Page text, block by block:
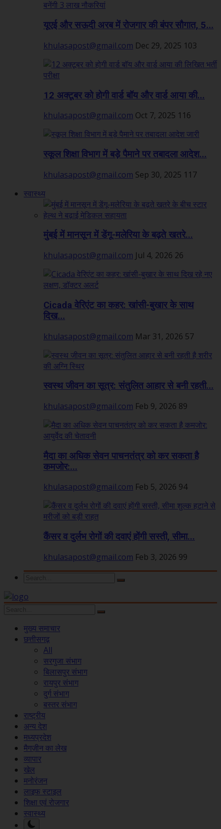
यूएई और सऊदी अरब में रोजगार की बंपर सौगात, 5...
khulasapost@gmail.com Dec 29, 2025 103
12 अक्टूबर को होगी वार्ड बॉय और वार्ड आया की...
khulasapost@gmail.com Oct 7, 2025 116
स्कूल शिक्षा विभाग में बड़े पैमाने पर तबादला आदेश...
khulasapost@gmail.com Sep 30, 2025 117
स्वास्थ्य
मुंबई में मानसून में डेंगू-मलेरिया के बढ़ते खतरे...
khulasapost@gmail.com Jul 4, 2026 26
Cicada वेरिएंट का कहर: खांसी-बुखार के साथ
दिख...
khulasapost@gmail.com Mar 31, 2026 57
स्वस्थ जीवन का सूत्र: संतुलित आहार से बनी रहती...
khulasapost@gmail.com Feb 9, 2026 89
मैदा का अधिक सेवन पाचनतंत्र को कर सकता है
कमजोर:...
khulasapost@gmail.com Feb 5, 2026 94
कैंसर व दुर्लभ रोगों की दवाएं होंगी सस्ती, सीमा...
khulasapost@gmail.com Feb 3, 2026 99
मुख्य समाचार
छत्तीसगढ़
All
सरगुजा संभाग
बिलासपुर संभाग
रायपुर संभाग
दुर्ग संभाग
बस्तर संभाग
राष्ट्रीय
अन्य देश
मध्यप्रदेश
मैगज़ीन का लेख
व्यापार
खेल
मनोरंजन
लाइफ स्टाइल
शिक्षा एवं रोजगार
स्वास्थ्य